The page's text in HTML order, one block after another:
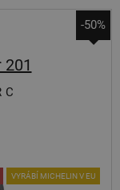
-50%
C
VYRÁBÍ MICHELIN V EU